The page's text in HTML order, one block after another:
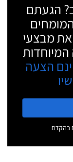
הגעתם
את מבצעי
הצעה
בהקדם